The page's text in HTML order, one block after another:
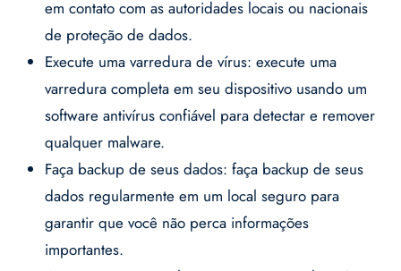
em contato com as autoridades locais ou nacionais
de proteção de dados.
Execute uma varredura de vírus: execute uma
varredura completa em seu dispositivo usando um
software antivírus confiável para detectar e remover
qualquer malware.
Faça backup de seus dados: faça backup de seus
dados regularmente em um local seguro para
garantir que você não perca informações
importantes.